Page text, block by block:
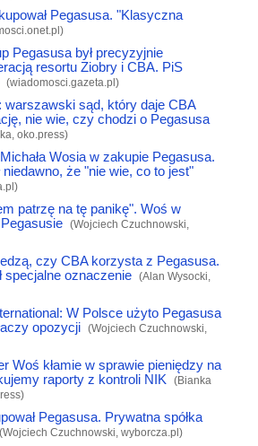
Pegasusa. "Klasyczna
)
Pegasusa był precyzyjnie
resortu Ziobry i CBA. PiS
(wiadomosci.gazeta.pl)
warszawski sąd, który daje CBA
nie wie, czy chodzi o Pegasusa
oko.press)
Wosia w zakupie Pegasusa.
niedawno, że "nie wie, co to jest"
)
patrzę na tę panikę". Woś w
(Wojciech Czuchnowski,
czy CBA korzysta z Pegasusa.
specjalne oznaczenie (Alan Wysocki,
W Polsce użyto Pegasusa
opozycji (Wojciech Czuchnowski,
Woś kłamie w sprawie pieniędzy na
raporty z kontroli NIK
(Bianka
)
Pegasusa. Prywatna spółka
(Wojciech Czuchnowski, wyborcza.pl)